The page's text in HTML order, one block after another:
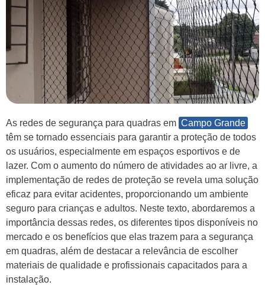
As redes de segurança para quadras em Campo Grande
têm se tornado essenciais para garantir a proteção de todos
os usuários, especialmente em espaços esportivos e de
lazer. Com o aumento do número de atividades ao ar livre, a
implementação de redes de proteção se revela uma solução
eficaz para evitar acidentes, proporcionando um ambiente
seguro para crianças e adultos. Neste texto, abordaremos a
importância dessas redes, os diferentes tipos disponíveis no
mercado e os benefícios que elas trazem para a segurança
em quadras, além de destacar a relevância de escolher
materiais de qualidade e profissionais capacitados para a
instalação.